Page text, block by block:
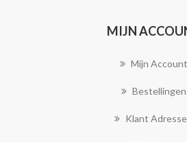
MIJN
Mijn Account
Bestellingen
Klant